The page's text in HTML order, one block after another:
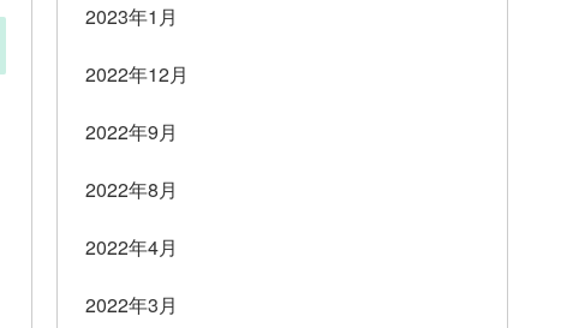
2023年1月
2022年12月
2022年9月
2022年8月
2022年4月
2022年3月